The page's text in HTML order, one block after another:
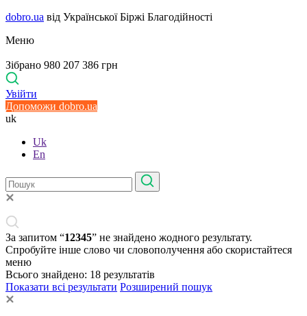
dobro.ua від Української Біржі Благодійності
Меню
Зібрано 980 207 386 грн
Увійти
Допоможи dobro.ua
uk
Uk
En
За запитом “12345” не знайдено жодного результату.
Спробуйте інше слово чи словополучення або скористайтеся
меню
Всього знайдено: 18 результатів
Показати всі результати Розширений пошук